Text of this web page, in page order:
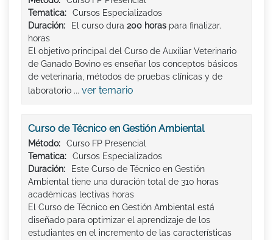
Tematica:
Cursos Especializados
Duración:
El curso dura 200 horas para finalizar.
horas
El objetivo principal del Curso de Auxiliar Veterinario
de Ganado Bovino es enseñar los conceptos básicos
de veterinaria, métodos de pruebas clínicas y de
laboratorio ... ver temario
Curso de Técnico en Gestión Ambiental
Método:
Curso FP Presencial
Tematica:
Cursos Especializados
Duración:
Este Curso de Técnico en Gestión
Ambiental tiene una duración total de 310 horas
académicas lectivas horas
El Curso de Técnico en Gestión Ambiental está
diseñado para optimizar el aprendizaje de los
estudiantes en el incremento de las características